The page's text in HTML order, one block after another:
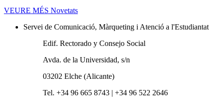
VEURE MÉS Novetats
Servei de Comunicació, Màrqueting i Atenció a l'Estudiantat
Edif. Rectorado y Consejo Social
Avda. de la Universidad, s/n
03202 Elche (Alicante)
Tel. +34 96 665 8743 | +34 96 522 2646